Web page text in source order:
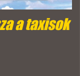
a taxisok